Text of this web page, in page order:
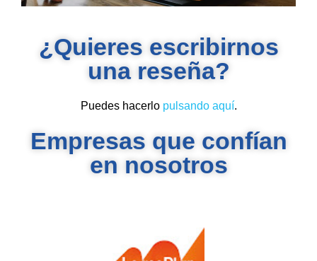
¿Quieres escribirnos
una reseña?
Puedes hacerlo pulsando aquí.
Empresas que confían
en nosotros